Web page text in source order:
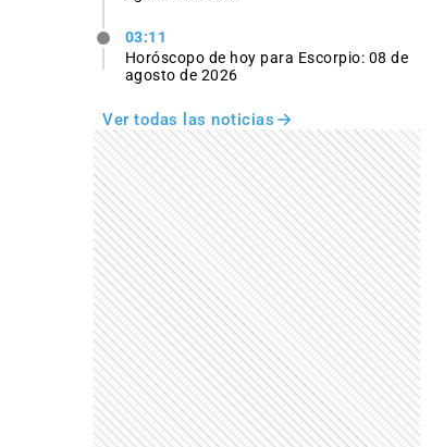
03:11
Horóscopo de hoy para Escorpio: 08 de
agosto de 2026
Ver todas las noticias